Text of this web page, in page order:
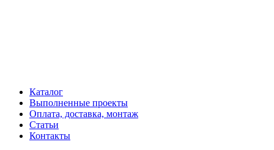
Каталог
Выполненные проекты
Оплата, доставка, монтаж
Статьи
Контакты